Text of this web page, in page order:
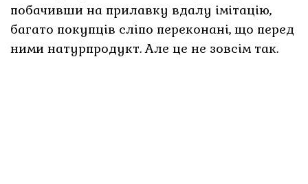
побачивши на прилавку вдалу імітацію,
багато покупців сліпо переконані, що перед
ними натурпродукт. Але це не зовсім так.